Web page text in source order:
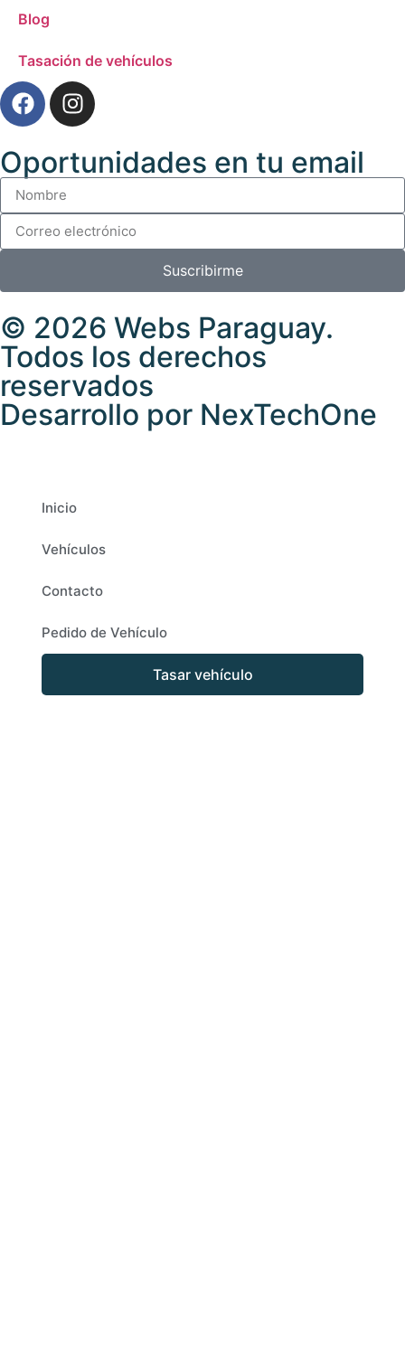
Blog
Tasación de vehículos
Oportunidades en tu email
Suscribirme
© 2026 Webs Paraguay.
Todos los derechos
reservados
Desarrollo por NexTechOne
Inicio
Vehículos
Contacto
Pedido de Vehículo
Tasar vehículo